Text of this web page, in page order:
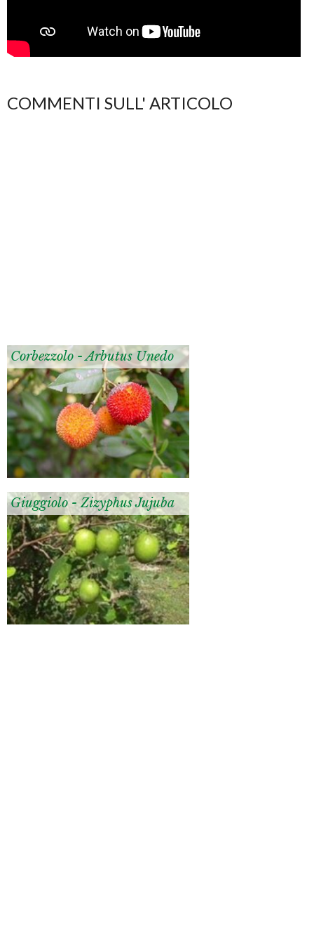
COMMENTI SULL' ARTICOLO
Corbezzolo - Arbutus Unedo
Giuggiolo - Zizyphus Jujuba